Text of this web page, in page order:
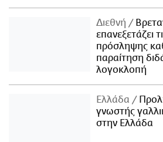
Διεθνή
επανεξετάζει
πρόσληψης
παραίτηση
λογοκλοπή
Ελλάδα
γνωστής
στην Ελλάδα